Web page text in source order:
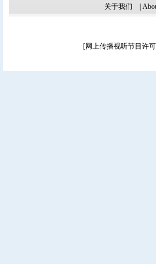
关于我们
[网上传播视听节目许